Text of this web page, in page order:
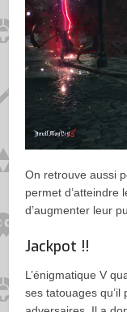
On retrouve aussi
permet d’atteindre
d’augmenter leur
Jackpot !!
L’énigmatique V
ses tatouages